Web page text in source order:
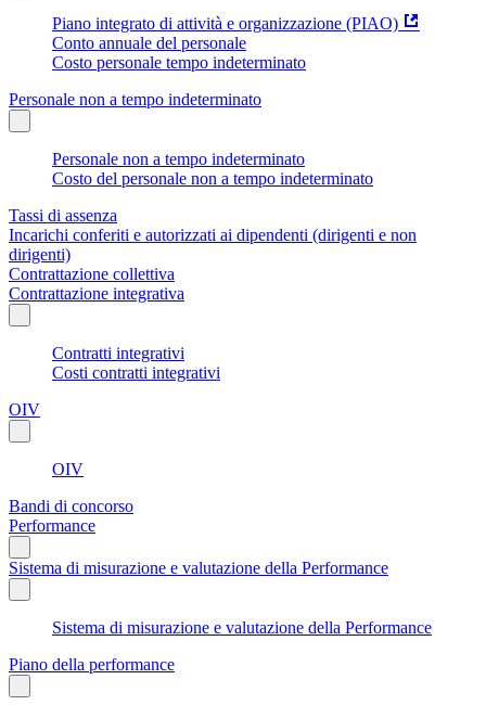
Piano integrato di attività e organizzazione (PIAO)
Conto annuale del personale
Costo personale tempo indeterminato
Personale non a tempo indeterminato
Personale non a tempo indeterminato
Costo del personale non a tempo indeterminato
Tassi di assenza
Incarichi conferiti e autorizzati ai dipendenti (dirigenti e non
dirigenti)
Contrattazione collettiva
Contrattazione integrativa
Contratti integrativi
Costi contratti integrativi
OIV
OIV
Bandi di concorso
Performance
Sistema di misurazione e valutazione della Performance
Sistema di misurazione e valutazione della Performance
Piano della performance